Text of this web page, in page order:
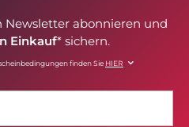
Newsletter abonnieren und
Einkauf* sichern.
finden Sie HIER